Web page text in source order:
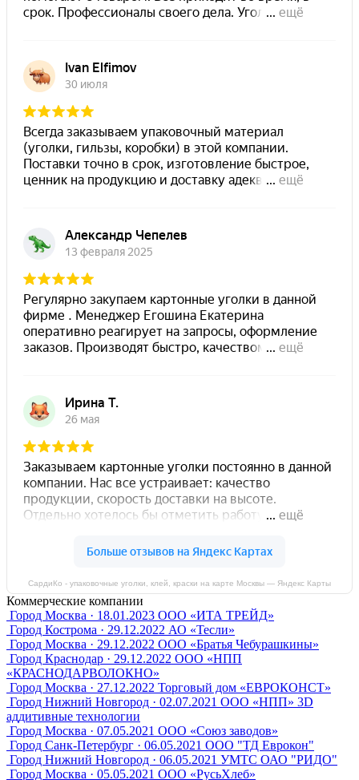
СардиКо - упаковочные уголки, клей, краски на карте Москвы — Яндекс Карты
Коммерческие компании
Город Москва · 18.01.2023 ООО «ИТА ТРЕЙД»
Город Кострома · 29.12.2022 АО «Тесли»
Город Москва · 29.12.2022 ООО «Братья Чебурашкины»
Город Краснодар · 29.12.2022 ООО «НПП
«КРАСНОДАРВОЛОКНО»
Город Москва · 27.12.2022 Торговый дом «ЕВРОКОНСТ»
Город Нижний Новгород · 02.07.2021 ООО «НПП» 3D
аддитивные технологии
Город Москва · 07.05.2021 ООО «Союз заводов»
Город Санк-Петербург · 06.05.2021 ООО "ТД Еврокон"
Город Нижний Новгород · 06.05.2021 УМТС ОАО "РИДО"
Город Москва · 05.05.2021 ООО «РусьХлеб»